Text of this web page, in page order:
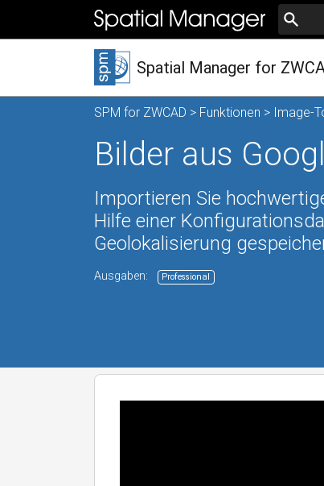
Spatial Manager for
SPM for ZWCAD > Funktionen > Image-
Bilder aus
Importieren Sie
Hilfe einer
Geolokalisierung
Ausgaben: Professional